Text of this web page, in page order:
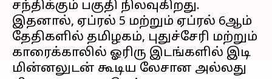
சந்திக்கும் பகுதி நிலவுகிறது.
இதனால், ஏப்ரல் 5 மற்றும் ஏப்ரல் 6ஆம்
தேதிகளில் தமிழகம், புதுச்சேரி மற்றும்
காரைக்காலில் ஓரிரு இடங்களில் இடி
மின்னலுடன் கூடிய லேசான அல்லது